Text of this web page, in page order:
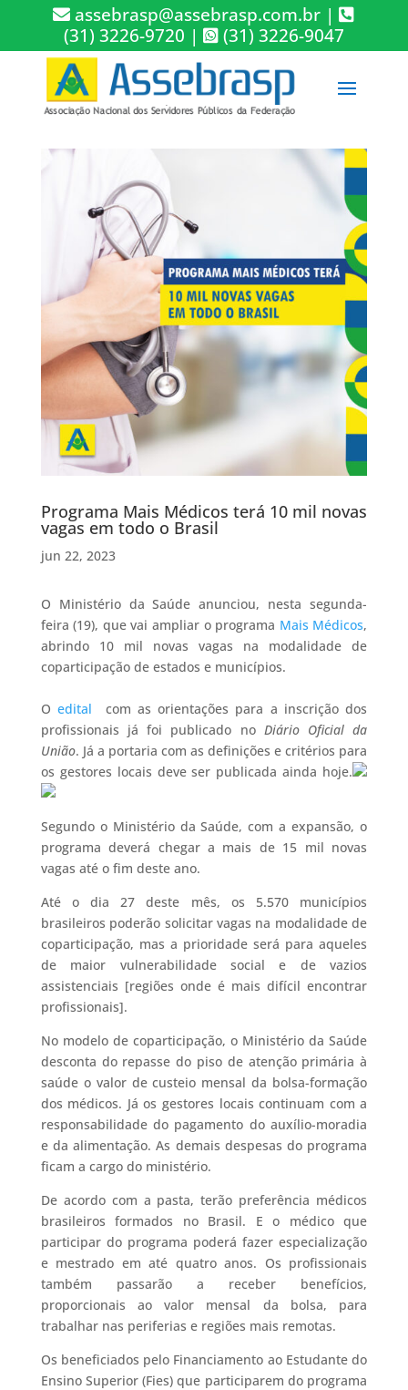
assebrasp@assebrasp.com.br |
(31) 3226-9720 | (31) 3226-9047
Programa Mais Médicos terá 10 mil novas
vagas em todo o Brasil
jun 22, 2023
O Ministério da Saúde anunciou, nesta segunda-
feira (19), que vai ampliar o programa Mais Médicos,
abrindo 10 mil novas vagas na modalidade de
coparticipação de estados e municípios.
Oedital
com as orientações para a inscrição dos
profissionais já foi publicado no Diário Oficial da
União. Já a portaria com as definições e critérios para
os gestores locais deve ser publicada ainda hoje.
Segundo o Ministério da Saúde, com a expansão, o
programa deverá chegar a mais de 15 mil novas
vagas até o fim deste ano.
Até o dia 27 deste mês, os 5.570 municípios
brasileiros poderão solicitar vagas na modalidade de
coparticipação, mas a prioridade será para aqueles
de maior vulnerabilidade social e de vazios
assistenciais [regiões onde é mais difícil encontrar
profissionais].
No modelo de coparticipação, o Ministério da Saúde
desconta do repasse do piso de atenção primária à
saúde o valor de custeio mensal da bolsa-formação
dos médicos. Já os gestores locais continuam com a
responsabilidade do pagamento do auxílio-moradia
e da alimentação. As demais despesas do programa
ficam a cargo do ministério.
De acordo com a pasta, terão preferência médicos
brasileiros formados no Brasil. E o médico que
participar do programa poderá fazer especialização
e mestrado em até quatro anos. Os profissionais
também passarão a receber benefícios,
proporcionais ao valor mensal da bolsa, para
trabalhar nas periferias e regiões mais remotas.
Os beneficiados pelo Financiamento ao Estudante do
Ensino Superior (Fies) que participarem do programa